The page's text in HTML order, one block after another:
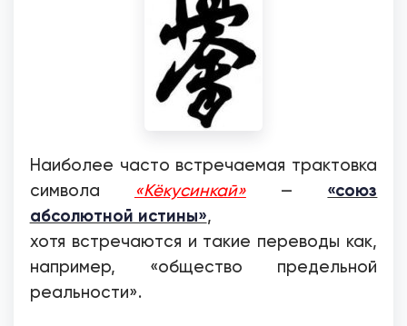
Наиболее часто встречаемая трактовка
символа «Кёкусинкай»— «союз
абсолютной истины»,
хотя встречаются и такие переводы как,
например, «общество предельной
реальности».